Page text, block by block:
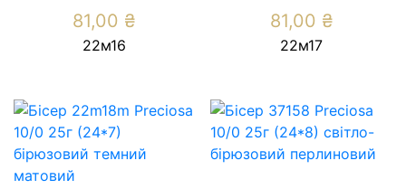
81,00 ₴
22м16
81,00 ₴
22м17